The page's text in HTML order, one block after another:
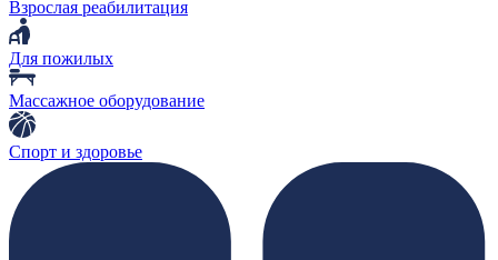
Взрослая реабилитация
Для пожилых
Массажное оборудование
Спорт и здоровье